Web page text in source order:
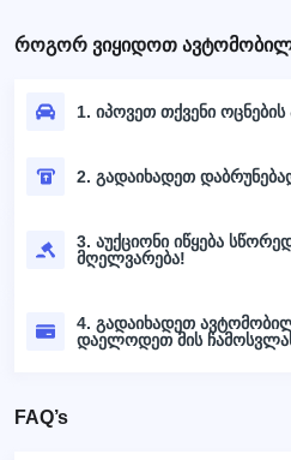
როგორ ვიყიდოთ
1. იპოვეთ თქვენი
2. გადაიხადეთ
3. აუქციონი იწყება
მღელვარება!
4. გადაიხადეთ
დაელოდეთ მის
FAQ’s